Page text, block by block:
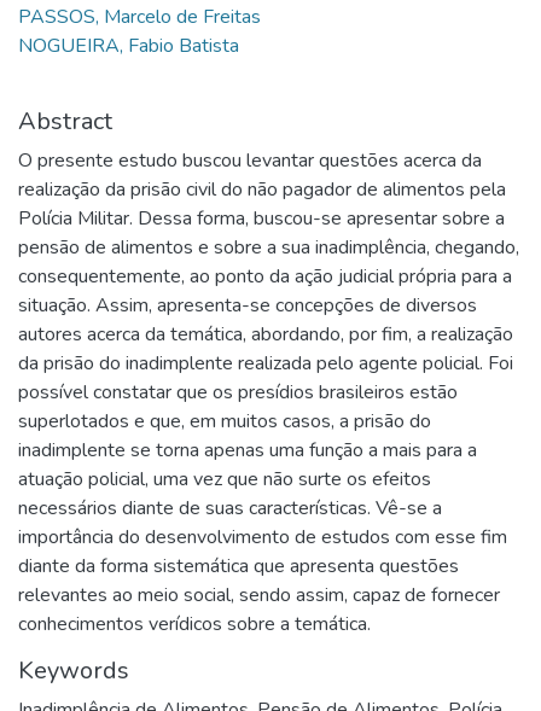
PASSOS, Marcelo de Freitas
NOGUEIRA, Fabio Batista
Abstract
O presente estudo buscou levantar questões acerca da
realização da prisão civil do não pagador de alimentos pela
Polícia Militar. Dessa forma, buscou-se apresentar sobre a
pensão de alimentos e sobre a sua inadimplência, chegando,
consequentemente, ao ponto da ação judicial própria para a
situação. Assim, apresenta-se concepções de diversos
autores acerca da temática, abordando, por fim, a realização
da prisão do inadimplente realizada pelo agente policial. Foi
possível constatar que os presídios brasileiros estão
superlotados e que, em muitos casos, a prisão do
inadimplente se torna apenas uma função a mais para a
atuação policial, uma vez que não surte os efeitos
necessários diante de suas características. Vê-se a
importância do desenvolvimento de estudos com esse fim
diante da forma sistemática que apresenta questões
relevantes ao meio social, sendo assim, capaz de fornecer
conhecimentos verídicos sobre a temática.
Keywords